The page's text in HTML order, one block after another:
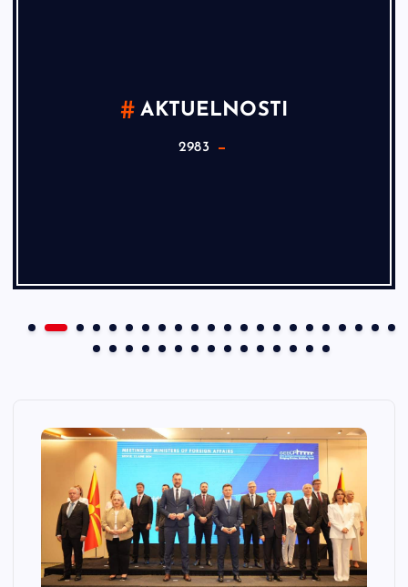
AKTUELNOSTI
2983